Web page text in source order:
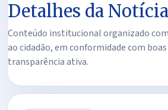
Detalhes da
Conteúdo institucional organizado
ao cidadão, em conformidade com
transparência ativa.